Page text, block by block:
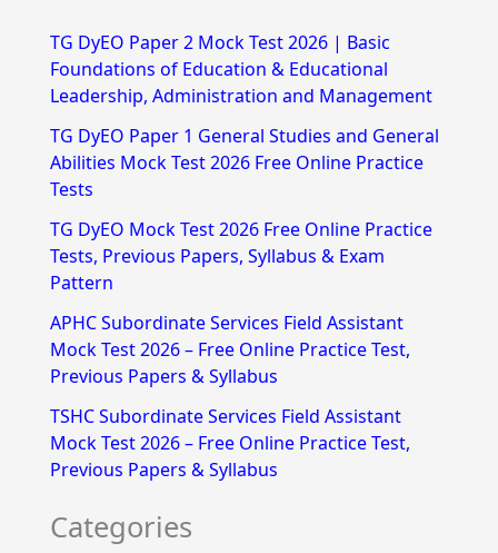
c
h
f
o
r
TG DyEO Paper 2 Mock Test 2026 | Basic
Foundations of Education & Educational
Leadership, Administration and Management
TG DyEO Paper 1 General Studies and General
Abilities Mock Test 2026 Free Online Practice
Tests
TG DyEO Mock Test 2026 Free Online Practice
Tests, Previous Papers, Syllabus & Exam
Pattern
APHC Subordinate Services Field Assistant
Mock Test 2026 – Free Online Practice Test,
Previous Papers & Syllabus
TSHC Subordinate Services Field Assistant
Mock Test 2026 – Free Online Practice Test,
Previous Papers & Syllabus
Categories